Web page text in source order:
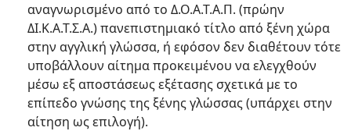
αναγνωρισμένο από το Δ.Ο.Α.Τ.Α.Π. (πρώην
ΔΙ.Κ.Α.Τ.Σ.Α.) πανεπιστημιακό τίτλο από ξένη χώρα
στην αγγλική γλώσσα, ή εφόσον δεν διαθέτουν τότε
υποβάλλουν αίτημα προκειμένου να ελεγχθούν
μέσω εξ αποστάσεως εξέτασης σχετικά με το
επίπεδο γνώσης της ξένης γλώσσας (υπάρχει στην
αίτηση ως επιλογή).